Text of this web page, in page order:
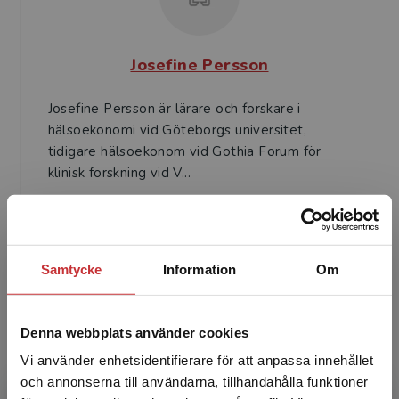
Samtycke Information Om
Denna webbplats använder cookies
Vi använder enhetsidentifierare för att anpassa innehållet
och annonserna till användarna, tillhandahålla funktioner
Josefine Persson
Josefine Persson är lärare och forskare i
hälsoekonomi vid Göteborgs universitet,
tidigare hälsoekonom vid Gothia Forum för
klinisk forskning vid V...
José Ferraz-Nunes
José Ferraz-Nunes är universitetslektor i